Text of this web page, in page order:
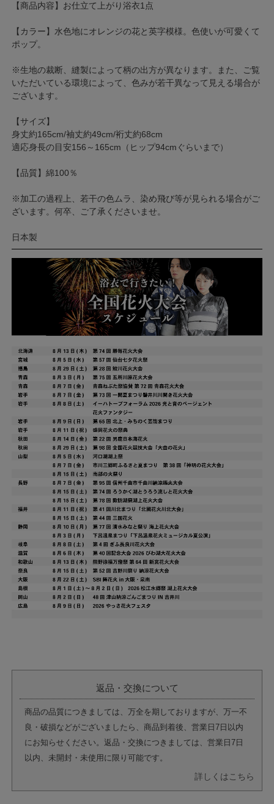
【商品内容】お仕立て上がり浴衣1点
【カラー】水色地にオレンジの花と英字模様。色使いが可愛くて
ポップ。
※生地の裁断、縫製によって柄の出方が異なります。また、ご覧
いただいている環境によって、色みが若干異なって見える場合が
ございます。
【サイズ】
身丈約165cm/袖丈約49cm/裄丈約68cm
適応身長の目安156～165cm（ヒップ94cmぐらいまで）
【品質】綿100％
※加工の過程上、若干の色ムラ、染め飛び等が見られる場合がご
ざいます。何卒、ご了承くださいませ。
日本製
返品・交換について
商品の品質につきましては、万全を期しておりますが、万一不
良・破損などがございましたら、商品到着後、営業日7日以内
にお知らせください。返品・交換につきましては、営業日7日
以内、未開封・未使用に限り可能です。
詳しくはこちら